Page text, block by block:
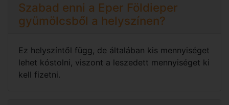
Szabad enni a Eper Földieper
gyümölcsből a helyszínen?
Ez helyszíntől függ, de általában kis mennyiséget
lehet kóstolni, viszont a leszedett mennyiséget ki
kell fizetni.